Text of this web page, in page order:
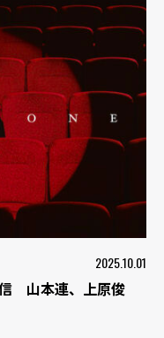
2025.10.01
山本連、上原俊